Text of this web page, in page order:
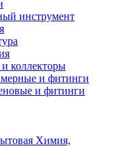
инструмент
коллекторы
и фитинги
и фитинги
Химия,